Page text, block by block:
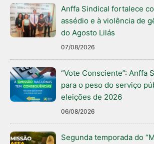
Anffa Sindical fortalece
assédio e à violência de
do Agosto Lilás
07/08/2026
“Vote Consciente”: Anffa
para o peso do serviço
eleições de 2026
06/08/2026
Segunda temporada do